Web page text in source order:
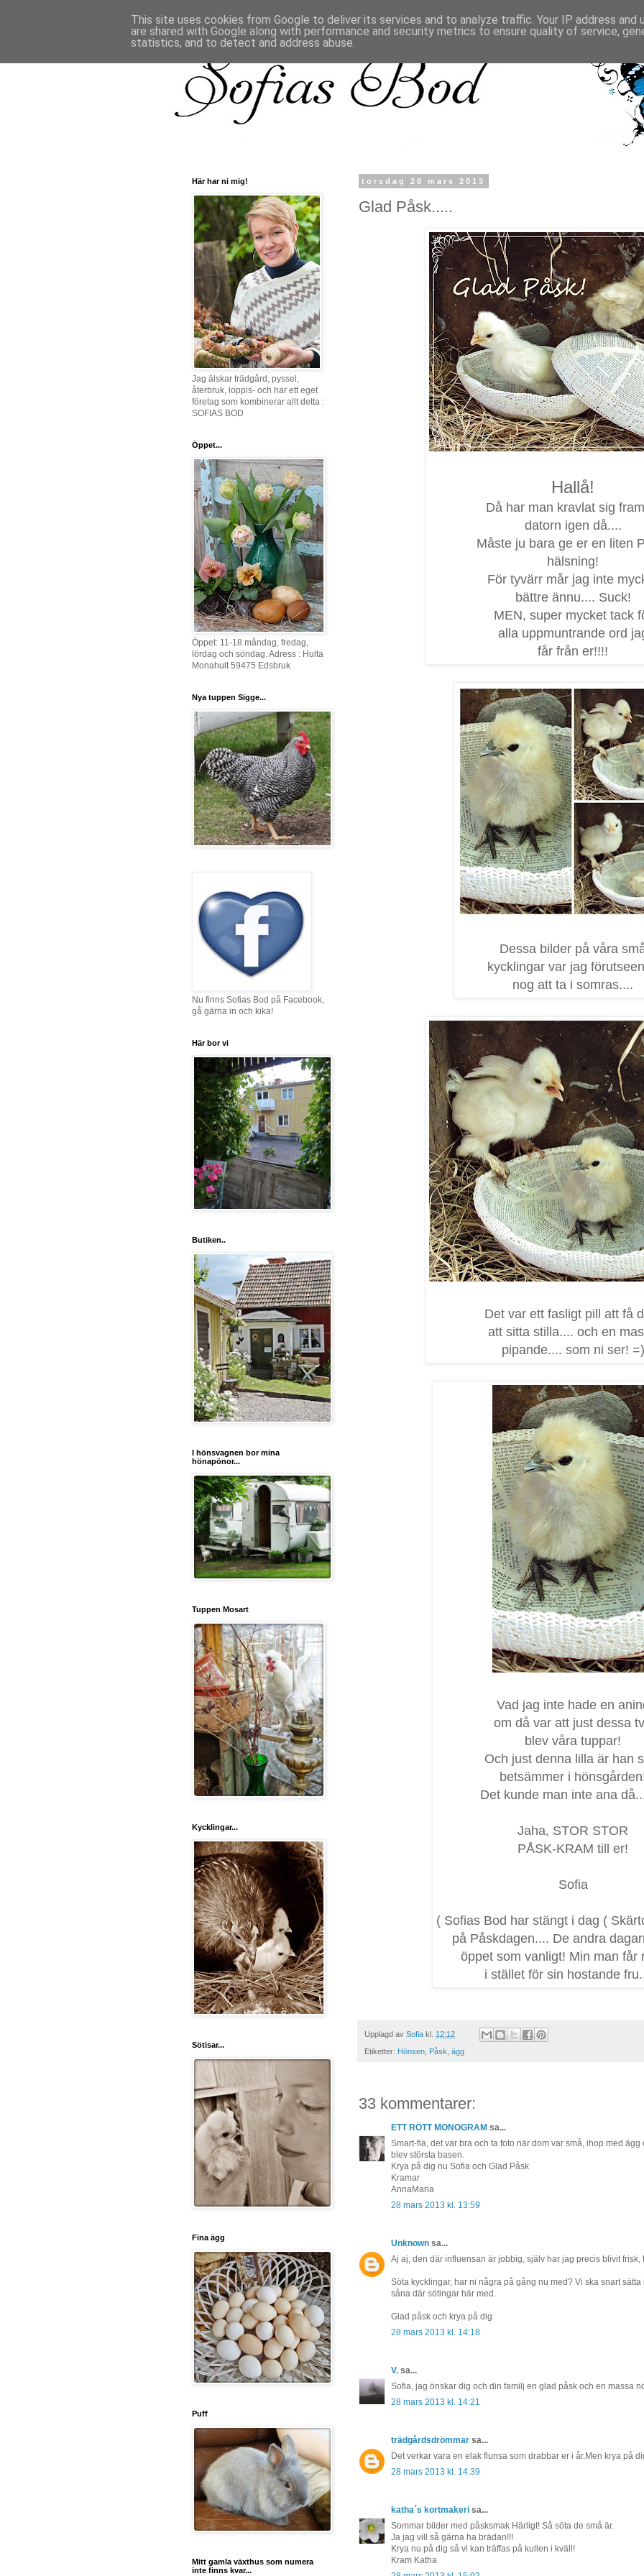
torsdag 28 mars 2013
Glad Påsk.....
Hallå!
Då har man kravlat sig
datorn igen då....
Måste ju bara ge er en liten
hälsning!
För tyvärr mår jag inte
bättre ännu.... Suck!
MEN, super mycket tack
alla uppmuntrande ord
får från er!!!!
Dessa bilder på våra
kycklingar var jag
nog att ta i somras....
Det var ett fasligt pill att få
att sitta stilla.... och en
pipande.... som ni ser! =)
Vad jag inte hade en
om då var att just dessa
blev våra tuppar!
Och just denna lilla är han
betsämmer i
Det kunde man inte ana
Jaha, STOR STOR
PÅSK-KRAM till er!
Sofia
( Sofias Bod har stängt i dag (
på Påskdagen.... De andra
öppet som vanligt! Min man får
i stället för sin hostande
Upplagd av Sofia kl. 12:12
Etiketter: Hönsen, Påsk, ägg
33 kommentarer:
ETT RÖTT MONOGRAM sa...
Smart-fia, det var bra och ta foto när dom var små, ihop med
blev största basen.
Krya på dig nu Sofia och Glad Påsk
Kramar
AnnaMaria
28 mars 2013 kl. 13:59
Unknown sa...
Aj aj, den där influensan är jobbig, själv har jag precis blivit frisk,
Söta kycklingar, har ni några på gång nu med? Vi ska snart
såna där sötingar här med.
Glad påsk och krya på dig
28 mars 2013 kl. 14:18
V. sa...
Sofia, jag önskar dig och din familj en glad påsk och en massa
28 mars 2013 kl. 14:21
trädgårdsdrömmar sa...
Det verkar vara en elak flunsa som drabbar er i år.Men krya på
28 mars 2013 kl. 14:39
katha´s kortmakeri sa...
Sommar bilder med påsksmak Härligt! Så söta de små är.
Ja jag vill så gärna ha brädan!!!
Krya nu på dig så vi kan träffas på kullen i kväll!
Kram Katha
Här har ni mig!
Jag älskar trädgård, pyssel,
återbruk, loppis- och har ett eget
företag som kombinerar allt detta :
SOFIAS BOD
Öppet...
Öppet: 11-18 måndag, fredag,
lördag och söndag. Adress : Hulta
Monahult 59475 Edsbruk
Nya tuppen Sigge...
Nu finns Sofias Bod på Facebook,
gå gärna in och kika!
Här bor vi
Butiken..
I hönsvagnen bor mina
hönapönor...
Tuppen Mosart
Kycklingar...
Sötisar...
Fina ägg
Puff
Mitt gamla växthus som numera
inte finns kvar...
This site uses cookies from Google to deliver its services and to analyze traffic. Your IP address and
are shared with Google along with performance and security metrics to ensure quality of service,
statistics, and to detect and address abuse.